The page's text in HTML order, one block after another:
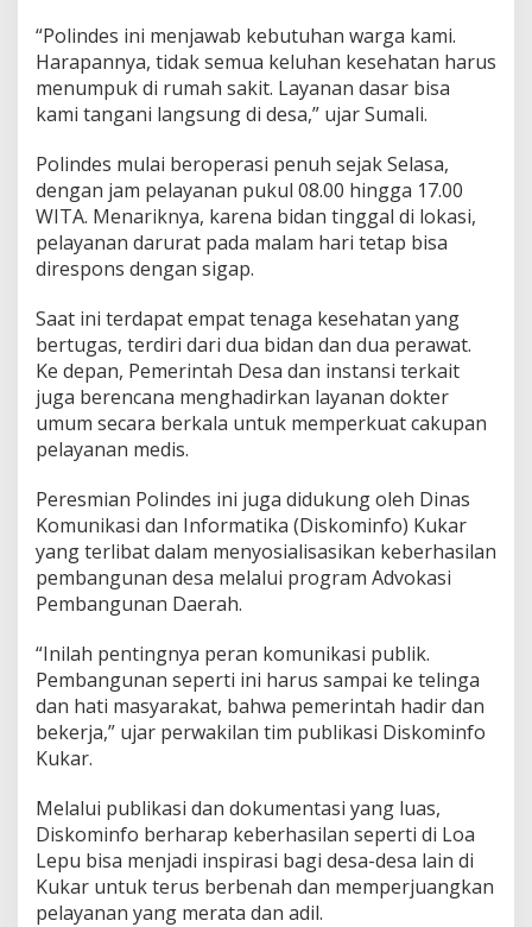
“Polindes ini menjawab kebutuhan warga kami.
Harapannya, tidak semua keluhan kesehatan harus
menumpuk di rumah sakit. Layanan dasar bisa
kami tangani langsung di desa,” ujar Sumali.
Polindes mulai beroperasi penuh sejak Selasa,
dengan jam pelayanan pukul 08.00 hingga 17.00
WITA. Menariknya, karena bidan tinggal di lokasi,
pelayanan darurat pada malam hari tetap bisa
direspons dengan sigap.
Saat ini terdapat empat tenaga kesehatan yang
bertugas, terdiri dari dua bidan dan dua perawat.
Ke depan, Pemerintah Desa dan instansi terkait
juga berencana menghadirkan layanan dokter
umum secara berkala untuk memperkuat cakupan
pelayanan medis.
Peresmian Polindes ini juga didukung oleh Dinas
Komunikasi dan Informatika (Diskominfo) Kukar
yang terlibat dalam menyosialisasikan keberhasilan
pembangunan desa melalui program Advokasi
Pembangunan Daerah.
“Inilah pentingnya peran komunikasi publik.
Pembangunan seperti ini harus sampai ke telinga
dan hati masyarakat, bahwa pemerintah hadir dan
bekerja,” ujar perwakilan tim publikasi Diskominfo
Kukar.
Melalui publikasi dan dokumentasi yang luas,
Diskominfo berharap keberhasilan seperti di Loa
Lepu bisa menjadi inspirasi bagi desa-desa lain di
Kukar untuk terus berbenah dan memperjuangkan
pelayanan yang merata dan adil.